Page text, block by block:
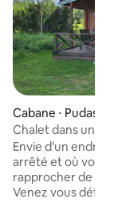
Cabane ⋅
Chalet dans un
Envie d'un
arrêté et où vous
rapprocher de la
Venez vous